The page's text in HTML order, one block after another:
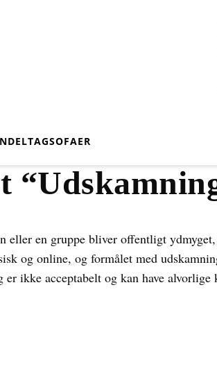
TAGSOFAER
eller en gruppe bliver offentligt
og online, og formålet med
ikke acceptabelt og kan have alvorlige